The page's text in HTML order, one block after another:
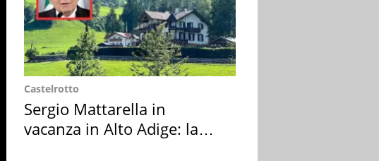
Castelrotto
Sergio Mattarella in
vacanza in Alto Adige: la